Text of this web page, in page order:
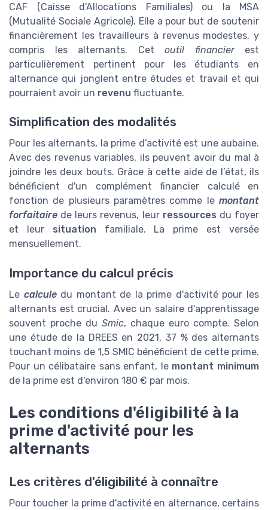
CAF (Caisse d'Allocations Familiales) ou la MSA
(Mutualité Sociale Agricole). Elle a pour but de soutenir
financièrement les travailleurs à revenus modestes, y
compris les alternants. Cet outil financierest
particulièrement pertinent pour les étudiants en
alternance qui jonglent entre études et travail et qui
pourraient avoir un revenu fluctuante.
Simplification des modalités
Pour les alternants, la prime d’activité est une aubaine.
Avec des revenus variables, ils peuvent avoir du mal à
joindre les deux bouts. Grâce à cette aide de l’état, ils
bénéficient d'un complément financier calculé en
fonction de plusieurs paramètres comme le montant
forfaitaire de leurs revenus, leur ressources du foyer
et leur situation familiale. La prime est versée
mensuellement.
Importance du calcul précis
Le calculedu montant de la prime d'activité pour les
alternants est crucial. Avec un salaire d'apprentissage
souvent proche du Smic, chaque euro compte. Selon
une étude de la DREES en 2021, 37 % des alternants
touchant moins de 1,5 SMIC bénéficient de cette prime.
Pour un célibataire sans enfant, le montant minimum
de la prime est d'environ 180 € par mois.
Les conditions d'éligibilité à la
prime d'activité pour les
alternants
Les critères d'éligibilité à connaître
Pour toucher la prime d'activité en alternance, certains